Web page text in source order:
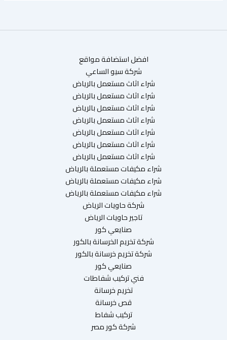
افضل استضافة مواقع
شركة سيو الساعي
شراء اثاث مستعمل بالرياض
شراء اثاث مستعمل بالرياض
شراء اثاث مستعمل بالرياض
شراء اثاث مستعمل بالرياض
شراء اثاث مستعمل بالرياض
شراء اثاث مستعمل بالرياض
شراء اثاث مستعمل بالرياض
شراء مكيفات مستعملة بالرياض
شراء مكيفات مستعملة بالرياض
شراء مكيفات مستعملة بالرياض
شركة حاويات الرياض
تاجير حاويات الرياض
صنايعي كور
شركة تخريم الخرسانة بالكور
شركة تخريم خرسانة بالكور
صنايعي كور
فني تركيب شفاطات
تخريم خرسانة
قص خرسانة
تركيب شفاط
شركة كور مصر